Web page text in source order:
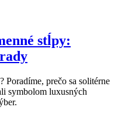
stĺpy:
Poradíme, prečo sa solitérne
symbolom luxusných